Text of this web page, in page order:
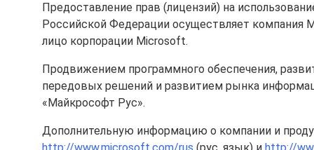
Предоставление прав (лицензий) на
Российской Федерации осуществляет компания
лицо корпорации Microsoft.
Продвижением программного обеспечения,
передовых решений и развитием рынка
«Майкрософт Рус».
Дополнительную информацию о компании и